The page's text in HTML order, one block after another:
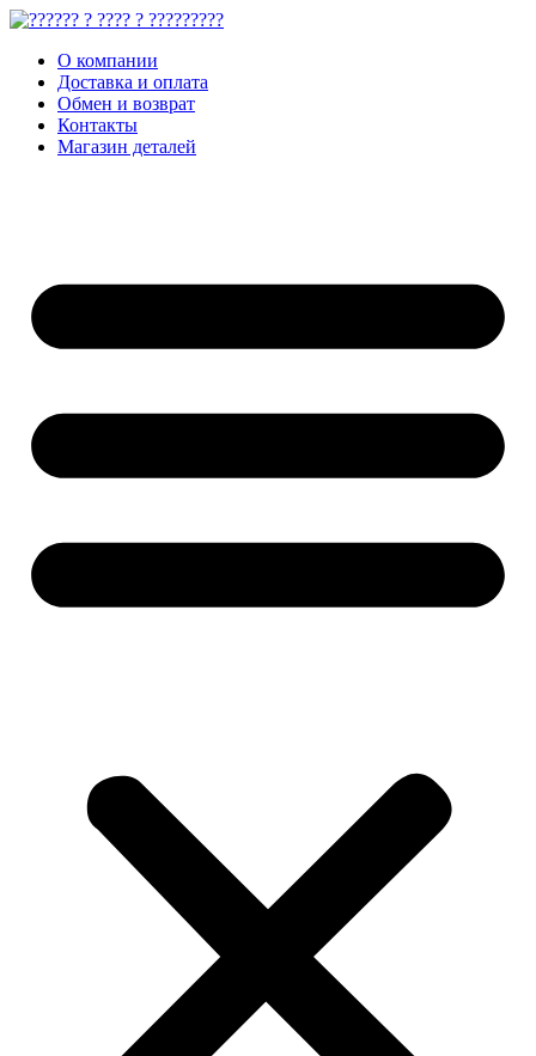
О компании
Доставка и оплата
Обмен и возврат
Контакты
Магазин деталей